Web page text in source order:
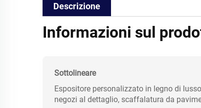
Descrizione
Informazioni sul
Sottolineare
Espositore personalizzato in legno di
negozi al dettaglio, scaffalatura da